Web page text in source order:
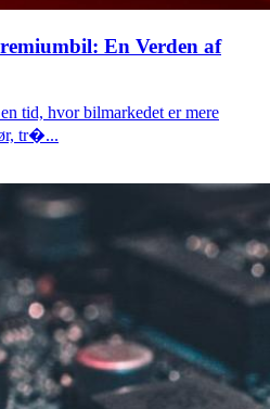
En Verden af
tid, hvor bilmarkedet er mere
tr�...